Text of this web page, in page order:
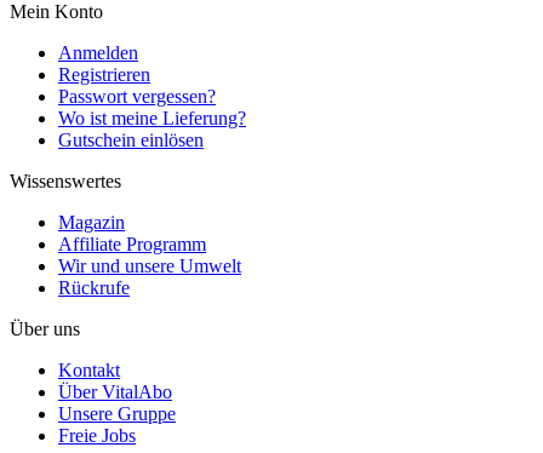
Mein Konto
Anmelden
Registrieren
Passwort vergessen?
Wo ist meine Lieferung?
Gutschein einlösen
Wissenswertes
Magazin
Affiliate Programm
Wir und unsere Umwelt
Rückrufe
Über uns
Kontakt
Über VitalAbo
Unsere Gruppe
Freie Jobs